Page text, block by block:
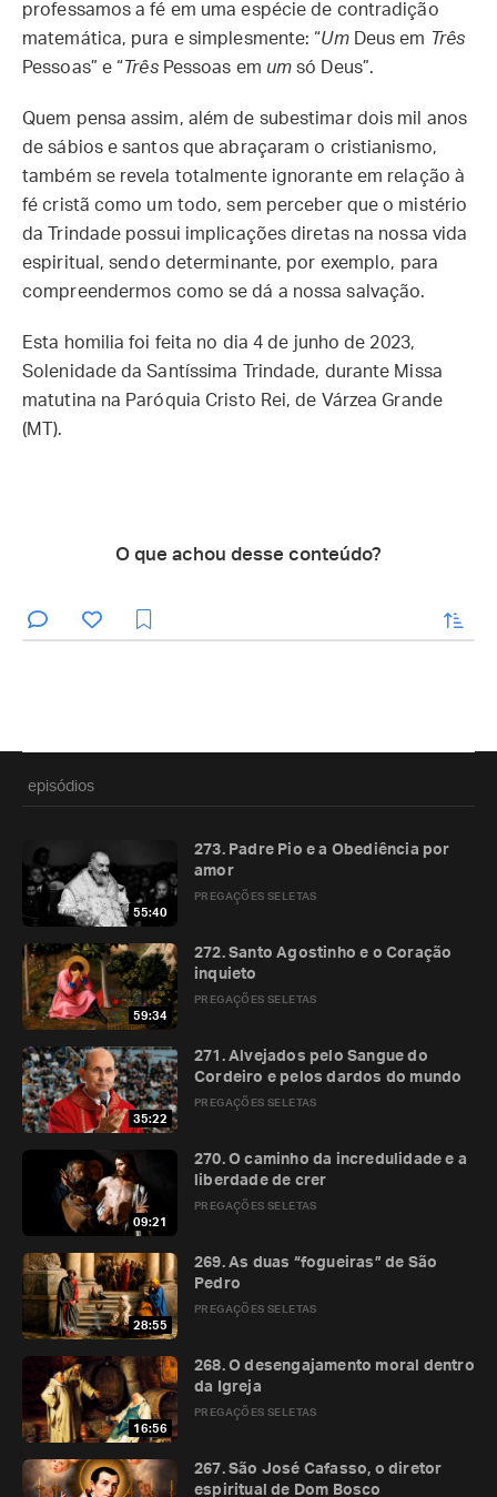
professamos a fé em uma espécie de contradição
matemática, pura e simplesmente: “UmDeus em Três
Pessoas” e “ TrêsPessoas em umsó Deus”.
Quem pensa assim, além de subestimar dois mil anos
de sábios e santos que abraçaram o cristianismo,
também se revela totalmente ignorante em relação à
fé cristã como um todo, sem perceber que o mistério
da Trindade possui implicações diretas na nossa vida
espiritual, sendo determinante, por exemplo, para
compreendermos como se dá a nossa salvação.
Esta homilia foi feita no dia 4 de junho de 2023,
Solenidade da Santíssima Trindade, durante Missa
matutina na Paróquia Cristo Rei, de Várzea Grande
(MT).
O que achou desse conteúdo?
enviar
episódios
55:40
PREGAÇÕES SELETAS
273. Padre Pio e a Obediência por
amor
59:34
PREGAÇÕES SELETAS
272. Santo Agostinho e o Coração
inquieto
35:22
PREGAÇÕES SELETAS
271. Alvejados pelo Sangue do
Cordeiro e pelos dardos do mundo
09:21
PREGAÇÕES SELETAS
270. O caminho da incredulidade e a
liberdade de crer
28:55
PREGAÇÕES SELETAS
269. As duas “fogueiras” de São
Pedro
16:56
PREGAÇÕES SELETAS
268. O desengajamento moral dentro
da Igreja
267. São José Cafasso, o diretor
espiritual de Dom Bosco